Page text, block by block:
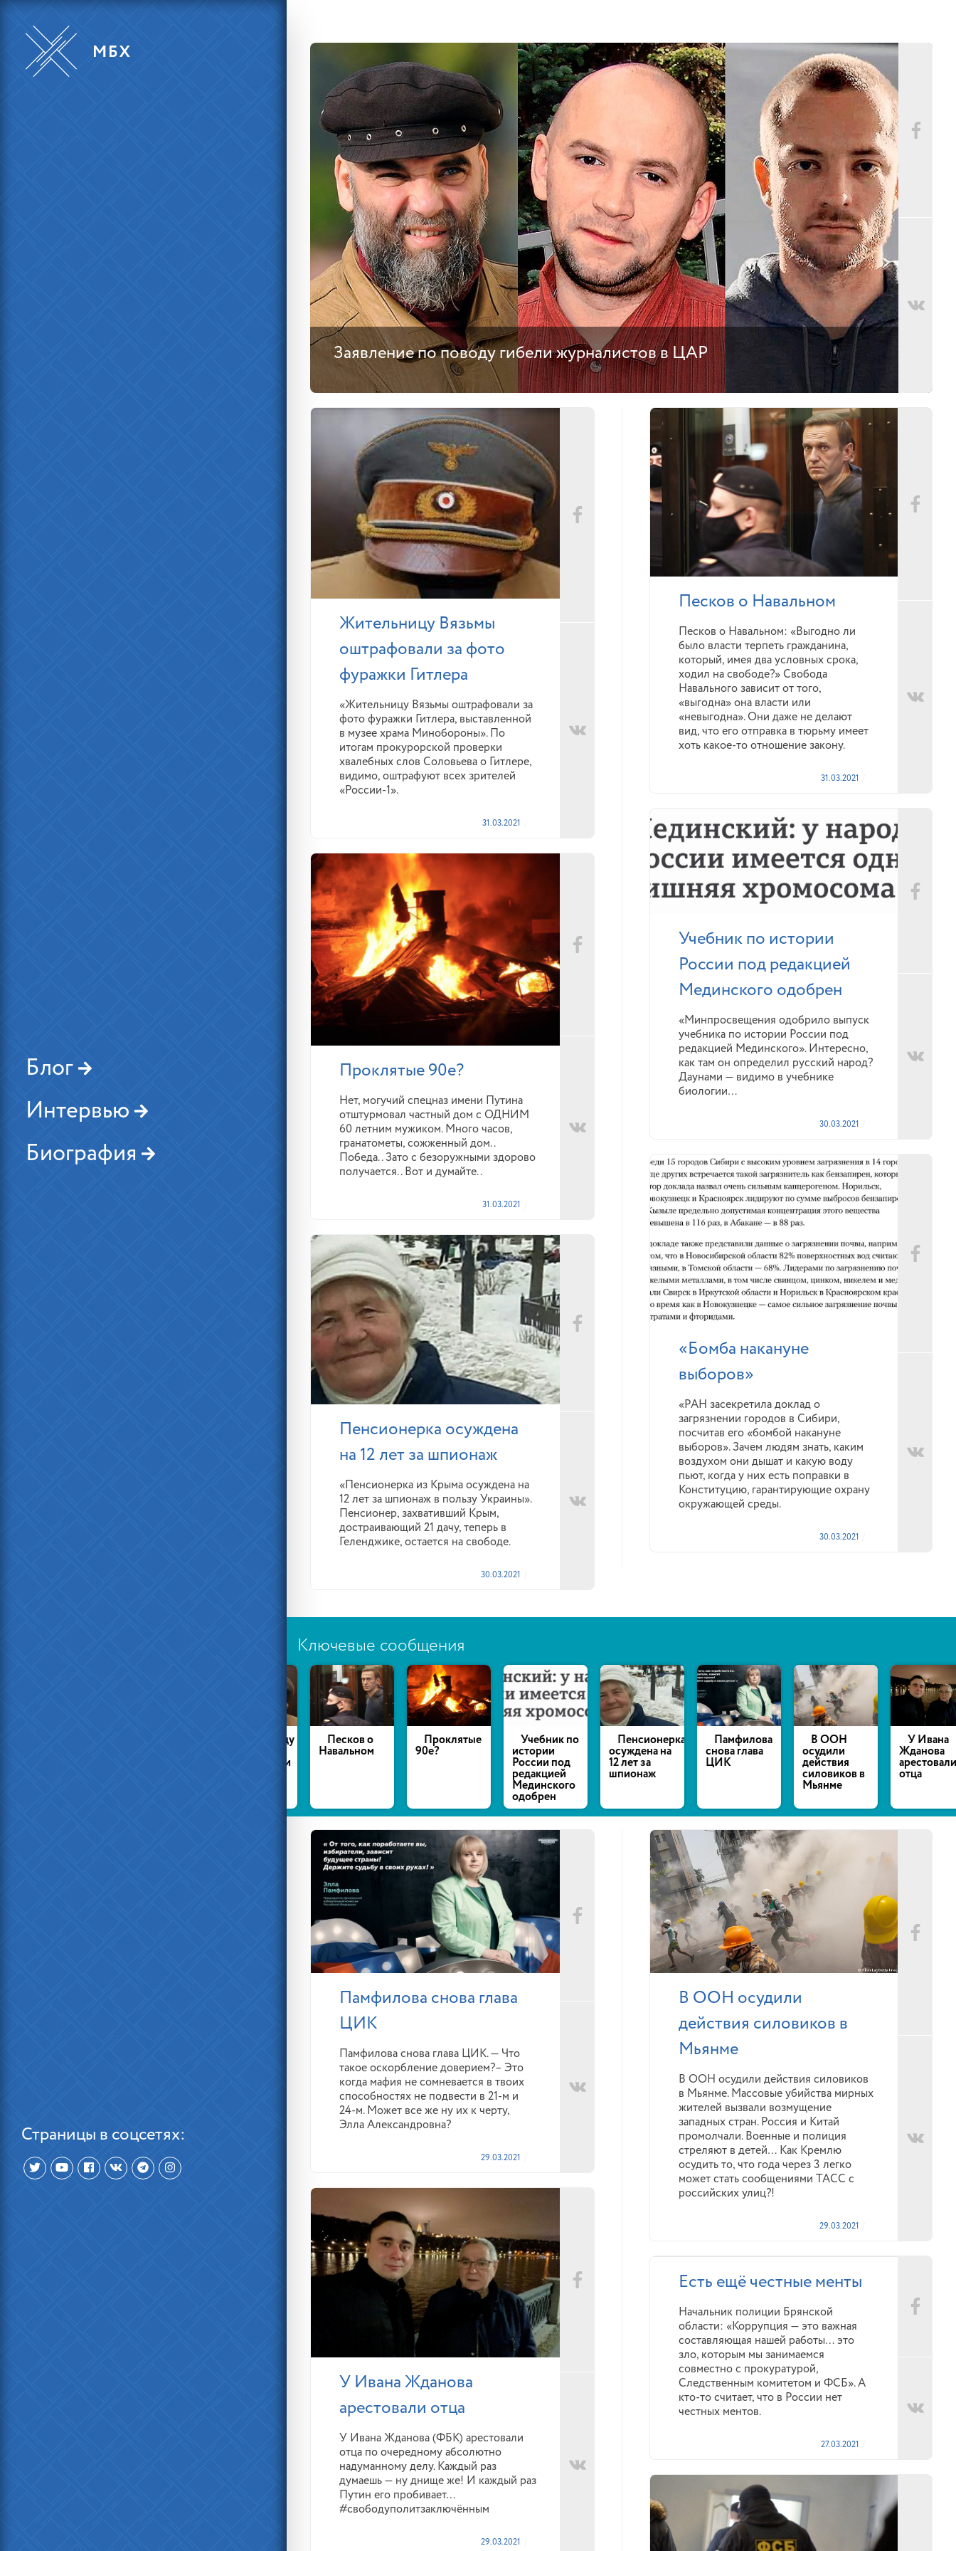
Блог
Интервью
Биография
Страницы в соцсетях:
Заявление по поводу гибели журналистов в ЦАР
Жительницу Вязьмы
оштрафовали за фото
фуражки Гитлера
«Жительницу Вязьмы оштрафовали за
фото фуражки Гитлера, выставленной
в музее храма Минобороны». По
итогам прокурорской проверки
хвалебных слов Соловьева о Гитлере,
видимо, оштрафуют всех зрителей
«России-1».
31.03.2021
Проклятые 90е?
Нет, могучий спецназ имени Путина
отштурмовал частный дом с ОДНИМ
60 летним мужиком. Много часов,
гранатометы, сожженный дом..
Победа.. Зато с безоружными здорово
получается.. Вот и думайте..
31.03.2021
Пенсионерка осуждена
на 12 лет за шпионаж
«Пенсионерка из Крыма осуждена на
12 лет за шпионаж в пользу Украины».
Пенсионер, захвативший Крым,
достраивающий 21 дачу, теперь в
Геленджике, остается на свободе.
30.03.2021
Песков о Навальном
Песков о Навальном: «Выгодно ли
было власти терпеть гражданина,
который, имея два условных срока,
ходил на свободе?» Свобода
Навального зависит от того,
«выгодна» она власти или
«невыгодна». Они даже не делают
вид, что его отправка в тюрьму имеет
хоть какое-то отношение закону.
31.03.2021
Учебник по истории
России под редакцией
Мединского одобрен
«Минпросвещения одобрило выпуск
учебника по истории России под
редакцией Мединского». Интересно,
как там он определил русский народ?
Даунами — видимо в учебнике
биологии…
30.03.2021
«Бомба накануне
выборов»
«РАН засекретила доклад о
загрязнении городов в Сибири,
посчитав его «бомбой накануне
выборов». Зачем людям знать, каким
воздухом они дышат и какую воду
пьют, когда у них есть поправки в
Конституцию, гарантирующие охрану
окружающей среды.
30.03.2021
Ключевые сообщения
Песков о
Навальном
Проклятые
90е?
Учебник по
истории
России под
редакцией
Мединского
одобрен
Пенсионерка
осуждена на
12 лет за
шпионаж
Памфилова
снова глава
ЦИК
В ООН
осудили
действия
силовиков в
Мьянме
У Ивана
Жданова
арестовали
отца
Памфилова снова глава
ЦИК
Памфилова снова глава ЦИК. — Что
такое оскорбление доверием?– Это
когда мафия не сомневается в твоих
способностях не подвести в 21-м и
24-м. Может все же ну их к черту,
Элла Александровна?
29.03.2021
У Ивана Жданова
арестовали отца
У Ивана Жданова (ФБК) арестовали
отца по очередному абсолютно
надуманному делу. Каждый раз
думаешь — ну днище же! И каждый раз
Путин его пробивает…
#свободуполитзаключённым
29.03.2021
В ООН осудили
действия силовиков в
Мьянме
В ООН осудили действия силовиков
в Мьянме. Массовые убийства мирных
жителей вызвали возмущение
западных стран. Россия и Китай
промолчали. Военные и полиция
стреляют в детей… Как Кремлю
осудить то, что года через 3 легко
может стать сообщениями ТАСС с
российских улиц?!
29.03.2021
Есть ещё честные менты
Начальник полиции Брянской
области: «Коррупция — это важная
составляющая нашей работы… это
зло, которым мы занимаемся
совместно с прокуратурой,
Следственным комитетом и ФСБ». А
кто-то считает, что в России нет
честных ментов.
27.03.2021